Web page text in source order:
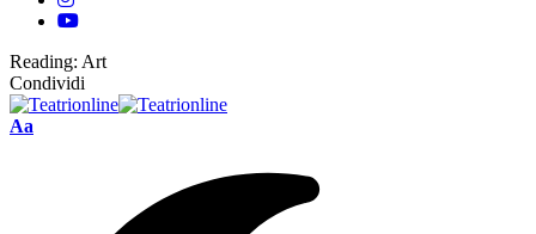
Reading: Art
Condividi
Font
Aa